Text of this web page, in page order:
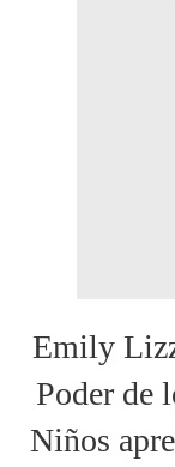
Emily
Poder de
Niños